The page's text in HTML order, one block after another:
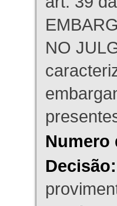
NO
Numero
Decisão: